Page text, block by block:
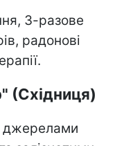
3-разове
радонові
(Східниця)
джерелами